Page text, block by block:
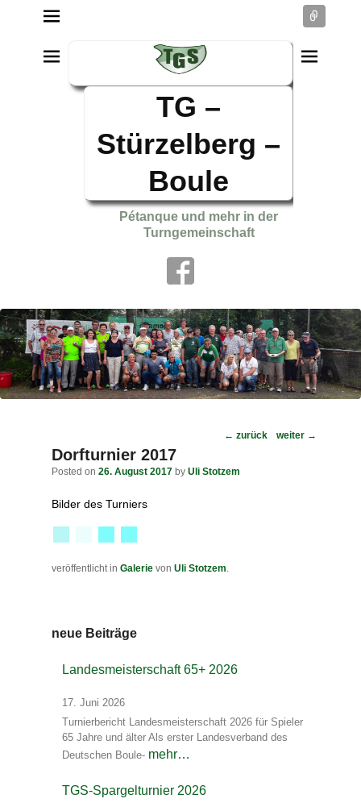
TG –
Stürzelberg –
Boule
Pétanque und mehr in der
Turngemeinschaft
Post
← zurück weiter →
Dorfturnier 2017
Posted on 26. August 2017 by Uli Stotzem
Bilder des Turniers
veröffentlicht in Galerie von Uli Stotzem.
neue Beiträge
Landesmeisterschaft 65+ 2026
17. Juni 2026
Turnierbericht Landesmeisterschaft 2026 für Spieler
65 Jahre und älter Als erster Landesverband des
Deutschen Boule- mehr…
TGS-Spargelturnier 2026